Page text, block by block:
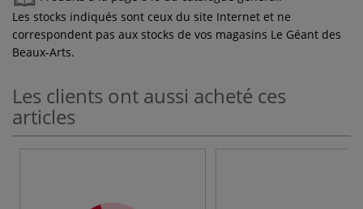
Les stocks indiqués sont ceux du site Internet et ne
correspondent pas aux stocks de vos magasins Le Géant des
Beaux-Arts.
Les clients ont aussi acheté ces
articles